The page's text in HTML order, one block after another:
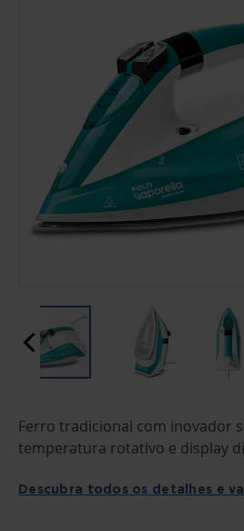
PARA
O
INÍCIO
GALERIA
DE
Ferro tradicional com inovador
temperatura rotativo e display
Descubra todos os detalhes e